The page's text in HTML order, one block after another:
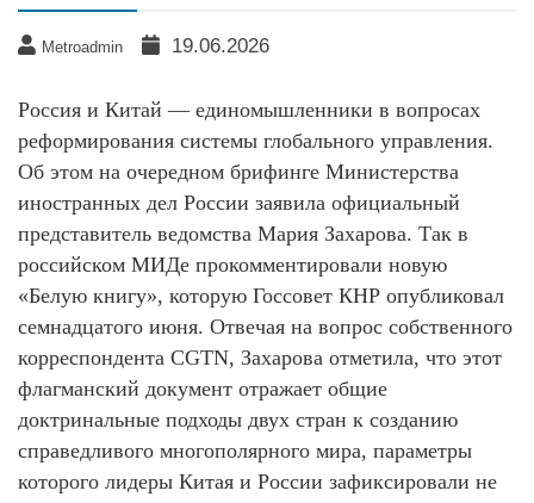
Metroadmin 19.06.2026
Россия и Китай — единомышленники в вопросах
реформирования системы глобального управления.
Об этом на очередном брифинге Министерства
иностранных дел России заявила официальный
представитель ведомства Мария Захарова. Так в
российском МИДе прокомментировали новую
«Белую книгу», которую Госсовет КНР опубликовал
семнадцатого июня. Отвечая на вопрос собственного
корреспондента CGTN, Захарова отметила, что этот
флагманский документ отражает общие
доктринальные подходы двух стран к созданию
справедливого многополярного мира, параметры
которого лидеры Китая и России зафиксировали не